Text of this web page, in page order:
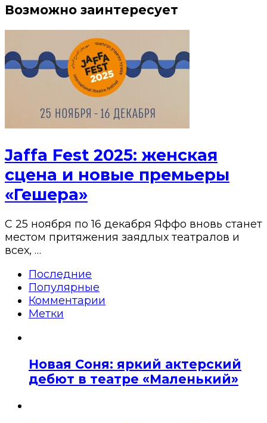
Возможно заинтересует
Jaffa Fest 2025: женская
сцена и новые премьеры
«Гешера»
С 25 ноября по 16 декабря Яффо вновь станет
местом притяжения заядлых театралов и
всех, …
Последние
Популярные
Комментарии
Метки
Новая Соня: яркий актерский
дебют в театре «Маленький»